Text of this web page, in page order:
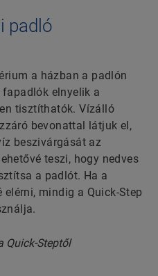
padló
a házban a padlón
elnyelik a
tisztíthatók. Vízálló
bevonattal látjuk el,
beszivárgását az
teszi, hogy nedves
a padlót. Ha a
elérni, mindig a Quick-Step